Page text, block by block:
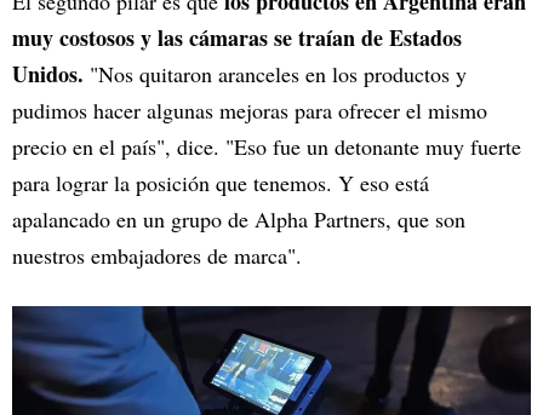
muy costosos y las cámaras se traían de Estados
Unidos. "Nos quitaron aranceles en los productos y
pudimos hacer algunas mejoras para ofrecer el mismo
precio en el país", dice. "Eso fue un detonante muy fuerte
para lograr la posición que tenemos. Y eso está
apalancado en un grupo de Alpha Partners, que son
nuestros embajadores de marca".